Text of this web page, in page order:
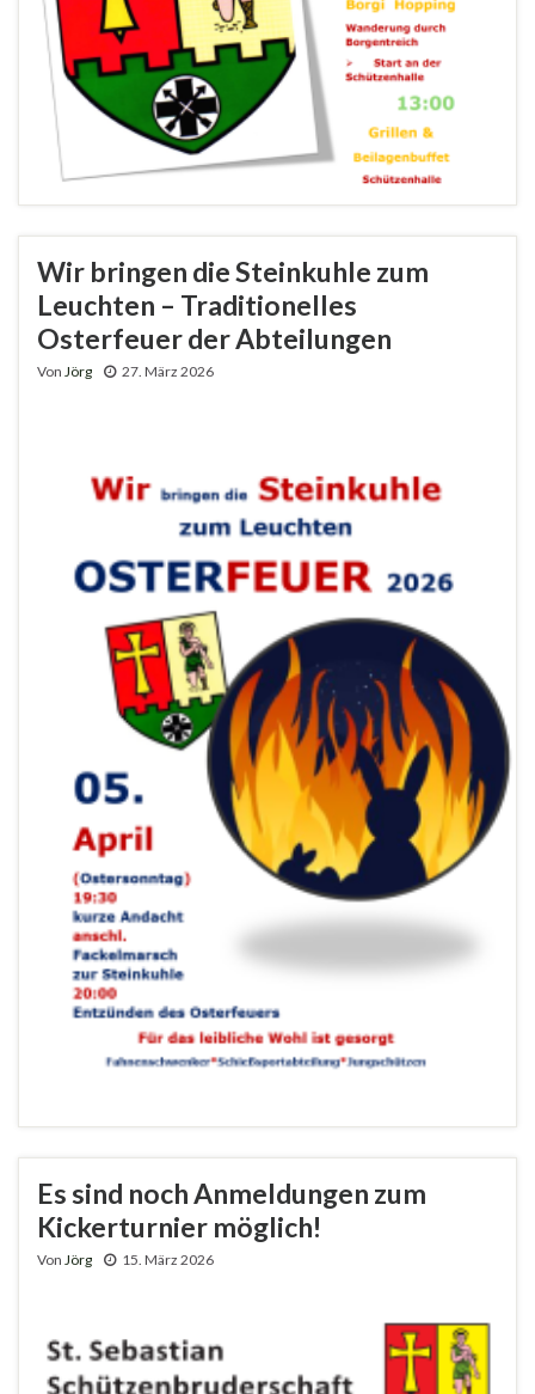
Wir bringen die Steinkuhle zum
Leuchten – Traditionelles
Osterfeuer der Abteilungen
Von Jörg 27. März 2026
Es sind noch Anmeldungen zum
Kickerturnier möglich!
Von Jörg 15. März 2026